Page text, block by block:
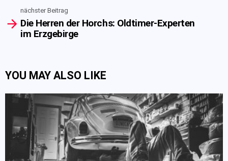
nächster Beitrag
Die Herren der Horchs: Oldtimer-Experten
im Erzgebirge
YOU MAY ALSO LIKE